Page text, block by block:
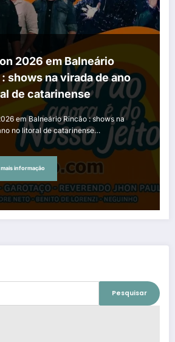
2026 em Balneário
shows na virada de ano
de catarinense
em Balneário Rincão : shows na
no litoral de catarinense…
informação
Pesquisar